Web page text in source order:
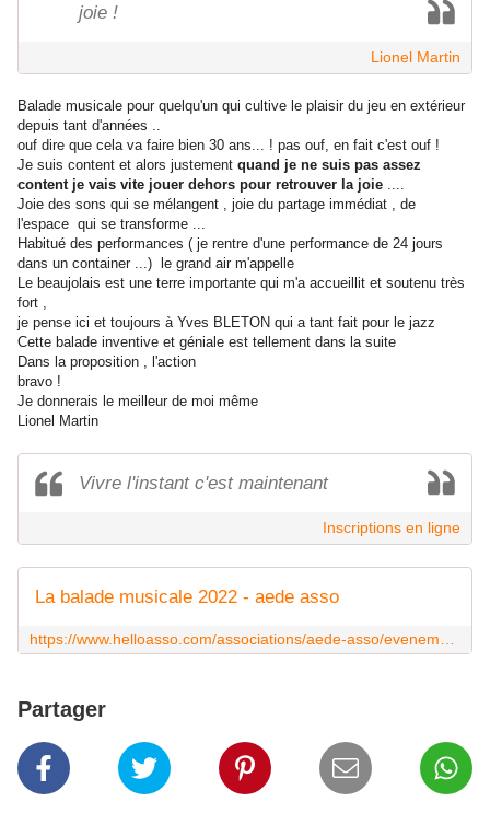
joie !
Lionel Martin
Balade musicale pour quelqu'un qui cultive le plaisir du jeu en extérieur
depuis tant d'années ..
ouf dire que cela va faire bien 30 ans... ! pas ouf, en fait c'est ouf !
Je suis content et alors justement quand je ne suis pas assez
content je vais vite jouer dehors pour retrouver la joie ....
Joie des sons qui se mélangent , joie du partage immédiat , de
l'espace qui se transforme ...
Habitué des performances ( je rentre d'une performance de 24 jours
dans un container ...) le grand air m'appelle
Le beaujolais est une terre importante qui m'a accueillit et soutenu très
fort ,
je pense ici et toujours à Yves BLETON qui a tant fait pour le jazz
Cette balade inventive et géniale est tellement dans la suite
Dans la proposition , l'action
bravo !
Je donnerais le meilleur de moi même
Lionel Martin
Vivre l'instant c'est maintenant
Inscriptions en ligne
La balade musicale 2022 - aede asso
Partager